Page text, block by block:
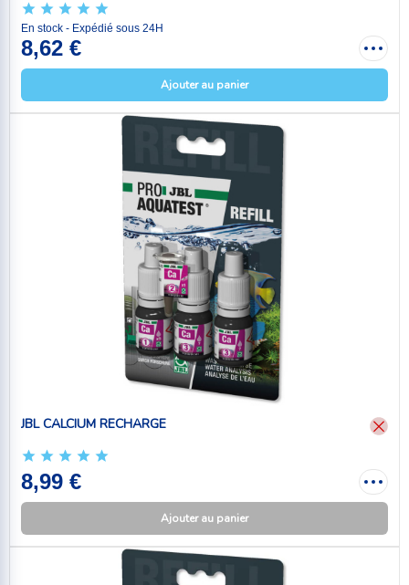
En stock - Expédié sous 24H
8,62 €
Ajouter au panier
JBL CALCIUM RECHARGE
8,99 €
Ajouter au panier